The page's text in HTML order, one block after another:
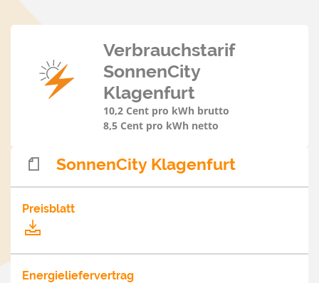
Verbrauchstarif
SonnenCity
Klagenfurt
10,2 Cent pro kWh brutto
8,5 Cent pro kWh netto
SonnenCity Klagenfurt
Preisblatt
Energieliefervertrag